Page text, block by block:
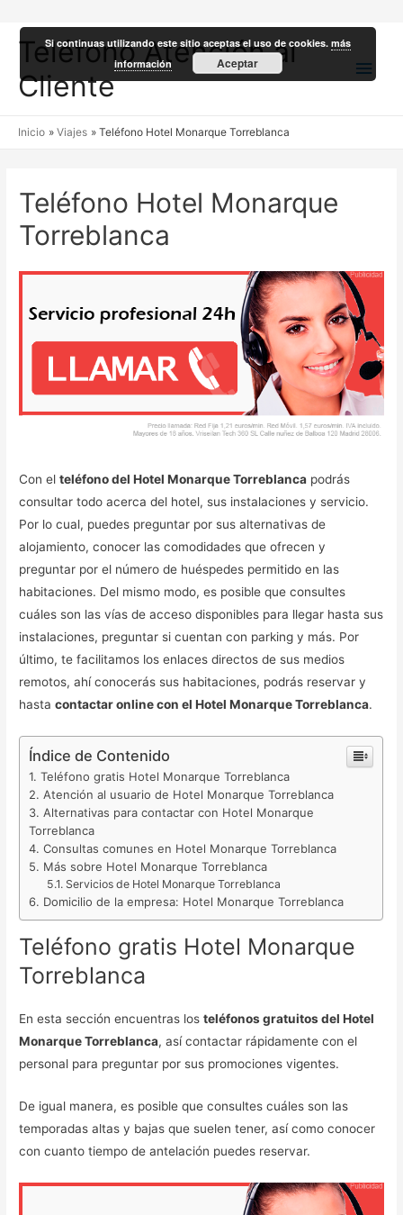
Teléfono Atención al
Cliente
Inicio Viajes Teléfono Hotel Monarque Torreblanca
Teléfono Hotel Monarque
Torreblanca
Con elteléfono del Hotel Monarque Torreblanca podrás
consultar todo acerca del hotel, sus instalaciones y servicio.
Por lo cual, puedes preguntar por sus alternativas de
alojamiento, conocer las comodidades que ofrecen y
preguntar por el número de huéspedes permitido en las
habitaciones. Del mismo modo, es posible que consultes
cuáles son las vías de acceso disponibles para llegar hasta sus
instalaciones, preguntar si cuentan con parking y más. Por
último, te facilitamos los enlaces directos de sus medios
remotos, ahí conocerás sus habitaciones, podrás reservar y
hastacontactar online con el Hotel Monarque Torreblanca.
Índice de Contenido
Teléfono gratis Hotel Monarque Torreblanca
Atención al usuario de Hotel Monarque Torreblanca
Alternativas para contactar con Hotel Monarque
Torreblanca
Consultas comunes en Hotel Monarque Torreblanca
Más sobre Hotel Monarque Torreblanca
Servicios de Hotel Monarque Torreblanca
Domicilio de la empresa: Hotel Monarque Torreblanca
Teléfono gratis Hotel Monarque
Torreblanca
En esta sección encuentras losteléfonos gratuitos del Hotel
Monarque Torreblanca, así contactar rápidamente con el
personal para preguntar por sus promociones vigentes.
De igual manera, es posible que consultes cuáles son las
temporadas altas y bajas que suelen tener, así como conocer
con cuanto tiempo de antelación puedes reservar.
Si continuas utilizando este sitio aceptas el uso de cookies.más
información
Aceptar